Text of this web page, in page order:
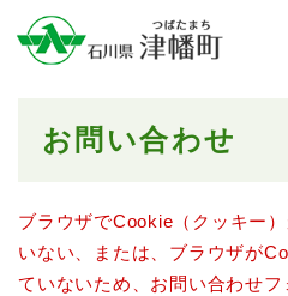
メニューを飛
お問い合わせ
ブラウザでCookie（クッキー
いない、または、ブラウザが
ていないため、お問い合わせ